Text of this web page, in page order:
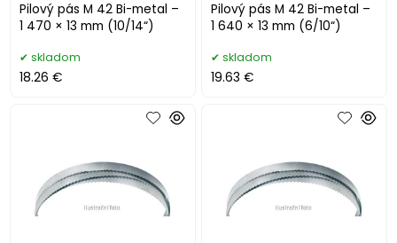
Pilový pás M 42 Bi-metal –
1 470 × 13 mm (10/14“)
skladom
18.26 €
Pilový pás M 42 Bi-metal –
1 640 × 13 mm (6/10“)
skladom
19.63 €